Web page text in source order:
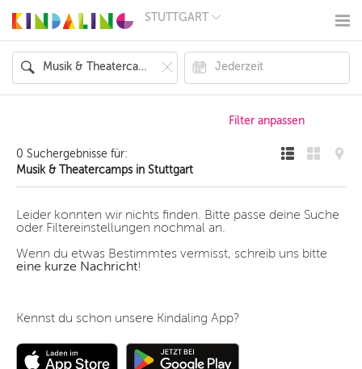
STUTTGART
MÜNCHEN
HAMBURG
FRANKFURT
KÖLN
LEIPZIG
DRESDEN
WIEN
ANDERE
REGIONEN
0 Suchergebnisse für:
Musik & Theatercamps in Stuttgart
Leider konnten wir nichts finden. Bitte passe deine Suche
oder Filtereinstellungen nochmal an.
Wenn du etwas Bestimmtes vermisst, schreib uns bitte
eine kurze Nachricht!
Kennst du schon unsere Kindaling App?